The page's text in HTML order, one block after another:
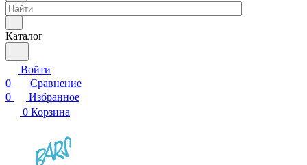
Каталог
Войти
0
Сравнение
0
Избранное
0 Корзина